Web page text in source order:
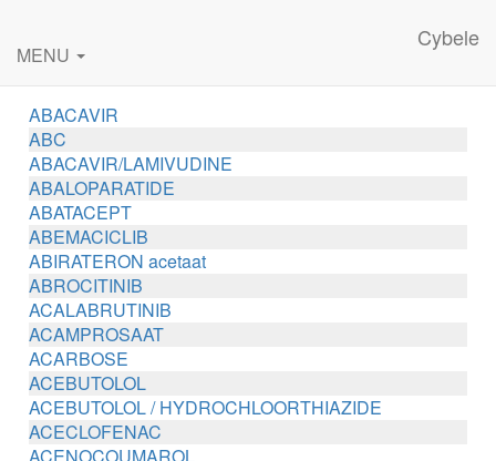
Cybele
MENU
ABACAVIR
ABC
ABACAVIR/LAMIVUDINE
ABALOPARATIDE
ABATACEPT
ABEMACICLIB
ABIRATERON acetaat
ABROCITINIB
ACALABRUTINIB
ACAMPROSAAT
ACARBOSE
ACEBUTOLOL
ACEBUTOLOL / HYDROCHLOORTHIAZIDE
ACECLOFENAC